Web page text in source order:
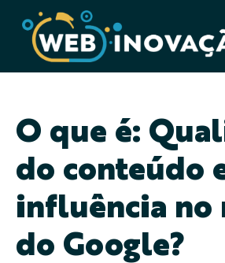
O que é:
do conteúdo
influência no
do Google?